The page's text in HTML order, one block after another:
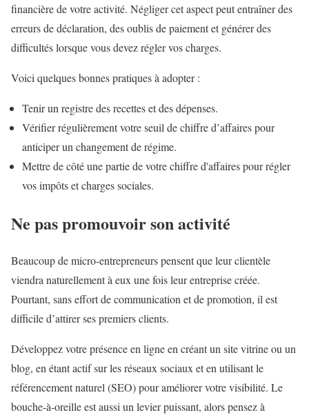
financière de votre activité. Négliger cet aspect peut entraîner des
erreurs de déclaration, des oublis de paiement et générer des
difficultés lorsque vous devez régler vos charges.
Voici quelques bonnes pratiques à adopter :
Tenir un registre des recettes et des dépenses.
Vérifier régulièrement votre seuil de chiffre d’affaires pour
anticiper un changement de régime.
Mettre de côté une partie de votre chiffre d'affaires pour régler
vos impôts et charges sociales.
Ne pas promouvoir son activité
Beaucoup de micro-entrepreneurs pensent que leur clientèle
viendra naturellement à eux une fois leur entreprise créée.
Pourtant, sans effort de communication et de promotion, il est
difficile d’attirer ses premiers clients.
Développez votre présence en ligne en créant un site vitrine ou un
blog, en étant actif sur les réseaux sociaux et en utilisant le
référencement naturel (SEO) pour améliorer votre visibilité. Le
bouche-à-oreille est aussi un levier puissant, alors pensez à